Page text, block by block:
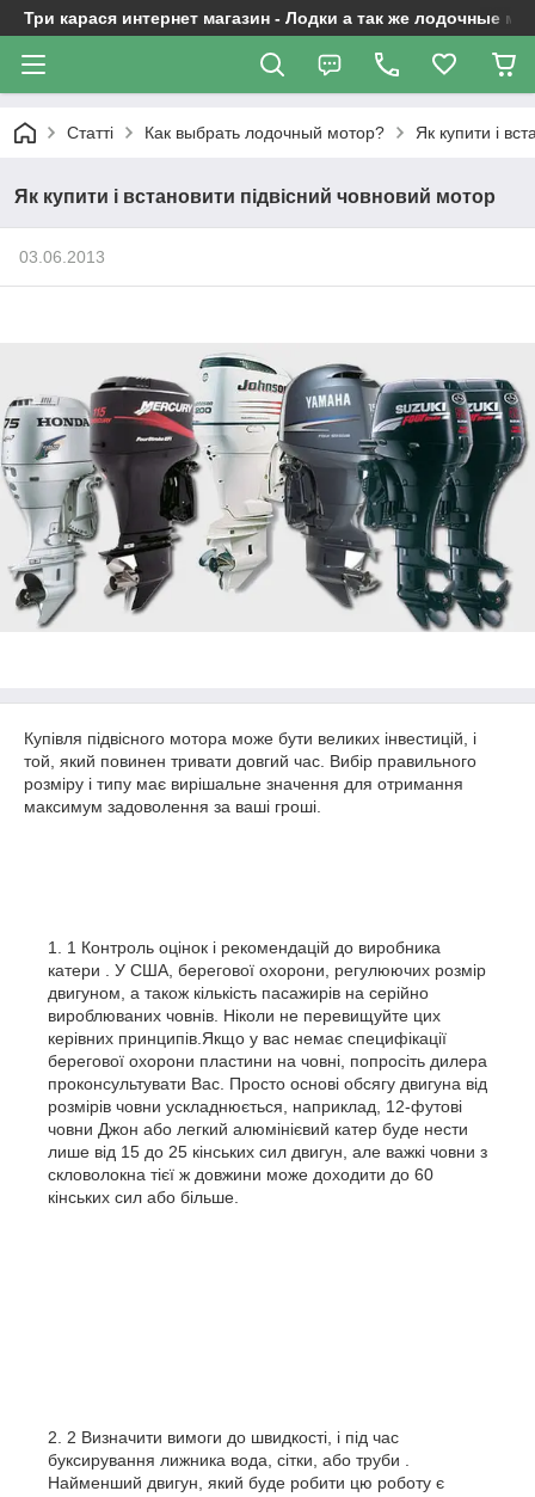
Три карася интернет магазин - Лодки а так же лодочные
Статті Как выбрать лодочный мотор? Як купити і
Як купити і встановити підвісний човновий мотор
03.06.2013
Купівля підвісного мотора може бути великих інвестицій, і
той, який повинен тривати довгий час. Вибір правильного
розміру і типу має вирішальне значення для отримання
максимум задоволення за ваші гроші.
1 Контроль оцінок і рекомендацій до виробника
катери . У США, берегової охорони, регулюючих розмір
двигуном, а також кількість пасажирів на серійно
вироблюваних човнів. Ніколи не перевищуйте цих
керівних принципів.Якщо у вас немає специфікації
берегової охорони пластини на човні, попросіть дилера
проконсультувати Вас. Просто основі обсягу двигуна від
розмірів човни ускладнюється, наприклад, 12-футові
човни Джон або легкий алюмінієвий катер буде нести
лише від 15 до 25 кінських сил двигун, але важкі човни з
скловолокна тієї ж довжини може доходити до 60
кінських сил або більше.
2 Визначити вимоги до швидкості, і під час
буксирування лижника вода, сітки, або труби .
Найменший двигун, який буде робити цю роботу є